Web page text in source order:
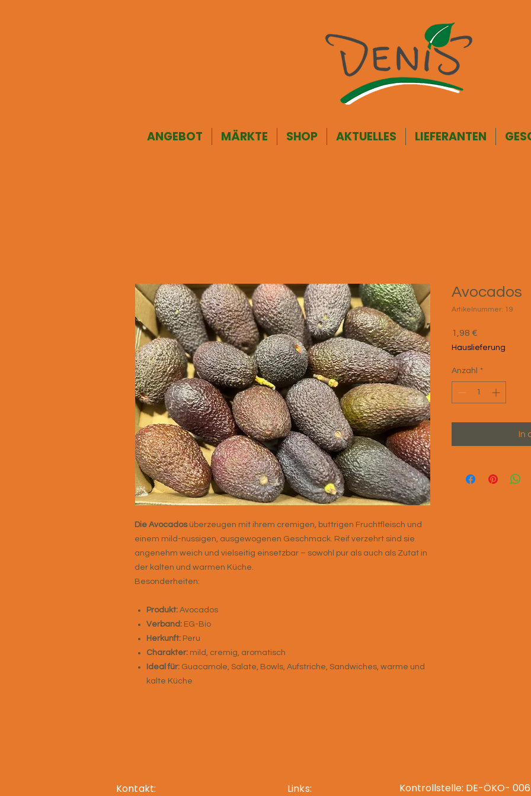
ANGEBOT MÄRKTE SHOP AKTUELLES LIEFERANTEN
Die Avocadosüberzeugen mit ihrem cremigen, buttrigen Fruchtfleisch und
einem mild-nussigen, ausgewogenen Geschmack. Reif verzehrt sind sie
angenehm weich und vielseitig einsetzbar – sowohl pur als auch als Zutat in
der kalten und warmen Küche.
Besonderheiten:
Produkt: Avocados
Verband: EG-Bio
Herkunft: Peru
Charakter: mild, cremig, aromatisch
Ideal für: Guacamole, Salate, Bowls, Aufstriche, Sandwiches, warme und
kalte Küche
Avocados
Artikelnummer: 19
1,98 €
Hauslieferung
Anzahl *
In
Kontakt: Links: Kontrollstelle: DE-ÖKO- 006